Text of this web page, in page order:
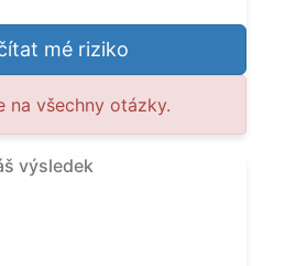
mé riziko
na všechny otázky.
výsledek